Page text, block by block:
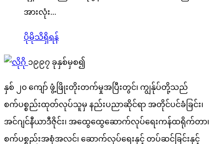
အားလုံး...
ပိုမိုသိရှိရန်
၁၉၉၇ ခုနှစ်မှစ၍
နှစ် ၂၀ ကျော် ဖွံ့ဖြိုးတိုးတက်မှုအပြီးတွင်၊ ကျွန်ုပ်တို့သည်
စက်ပစ္စည်းထုတ်လုပ်သူမှ နည်းပညာဆိုင်ရာ အတိုင်ပင်ခံခြင်း၊
အင်ဂျင်နီယာဒီဇိုင်း၊ အထွေထွေဆောက်လုပ်ရေးကန်ထရိုက်တာ၊
စက်ပစ္စည်းအစုံအလင်၊ ဆောက်လုပ်ရေးနှင့် တပ်ဆင်ခြင်းနှင့်